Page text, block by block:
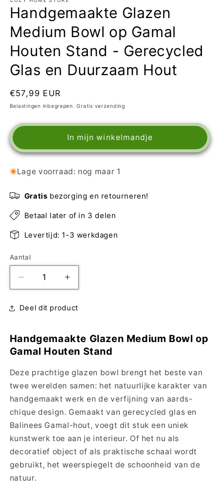
Handgemaakte Glazen
Medium Bowl op Gamal
Houten Stand - Gerecycled
Glas en Duurzaam Hout
Normale
prijs
€57,99 EUR
Belastingen inbegrepen. Gratis verzending
In mijn winkelmandje
Lage voorraad: nog maar 1
Gratis bezorging en retourneren!
Betaal later of in 3 delen
Levertijd: 1-3 werkdagen
Aantal
Aantal
Aantal
verlagen
voor
Handgemaakte
Medium
Bowl
op
Houten
Stand
-
Gerecycled
Glas
Duurzaam
Hout
Aantal
verhogen
voor
Handgemaakte
Medium
Bowl
op
Gamal
Houten
Stand
-
Gerecycled
Glas
Duurzaam
Hout
Deel dit product
Handgemaakte Glazen Medium Bowl op
Gamal Houten Stand
Deze prachtige glazen bowl brengt het beste van
twee werelden samen: het natuurlijke karakter van
handgemaakt werk en de verfijning van aards-
chique design. Gemaakt van gerecycled glas en
Balinees Gamal-hout, voegt dit stuk een uniek
kunstwerk toe aan je interieur. Of het nu als
decoratief object of als praktische schaal wordt
gebruikt, het weerspiegelt de schoonheid van de
natuur.